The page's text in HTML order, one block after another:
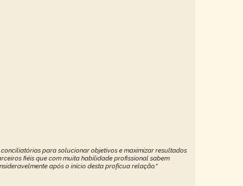
conciliatórias para solucionar objetivos e maximizar resultados
fiéis que com muita habilidade profissional sabem
após o início desta profícua relação."